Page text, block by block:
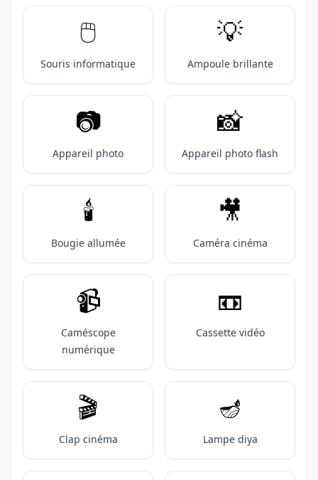
🖱️
Souris informatique
💡
Ampoule brillante
📷️
Appareil photo
📸
Appareil photo flash
🕯️
Bougie allumée
🎥
Caméra cinéma
📹️
Caméscope
numérique
📼
Cassette vidéo
🎬️
Clap cinéma
🪔
Lampe diya